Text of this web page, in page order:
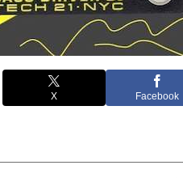
X Facebook